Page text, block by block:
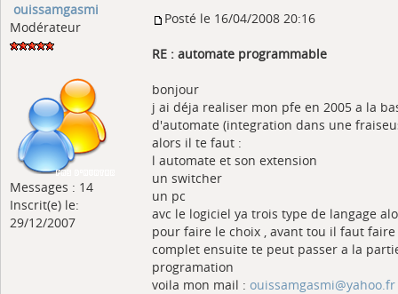
ouissamgasmi
Modérateur
Messages : 14
Inscrit(e) le:
29/12/2007
Posté le 16/04/2008 20:16
RE : automate programmable
bonjour
j ai déja realiser mon pfe en 2005 a la
d'automate (integration dans une
alors il te faut :
l automate et son extension
un switcher
un pc
avc le logiciel ya trois type de langage
pour faire le choix , avant tou il faut
complet ensuite te peut passer a la
programation
voila mon mail : ouissamgasmi@yahoo.fr